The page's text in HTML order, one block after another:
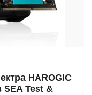
HAROGIC
SEA Test &